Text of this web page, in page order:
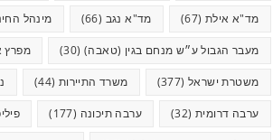
מד"א אילת (67) מד"א נגב (66) מינהל
מעבר הגבול ע״ש מנחם בגין (טאבה)(30) מפרץ
משטרת ישראל(377) משרד התיירות (44)
ערבה דרומית(32) ערבה תיכונה (177)